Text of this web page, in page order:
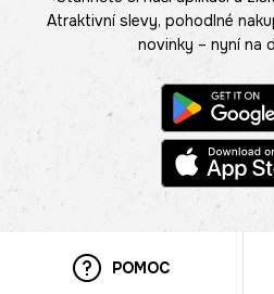
Atraktivní slevy, pohodlné
novinky – nyní na
POMOC